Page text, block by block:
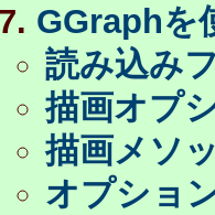
GGraphを
読み込み
描画オプ
描画メソ
オプショ